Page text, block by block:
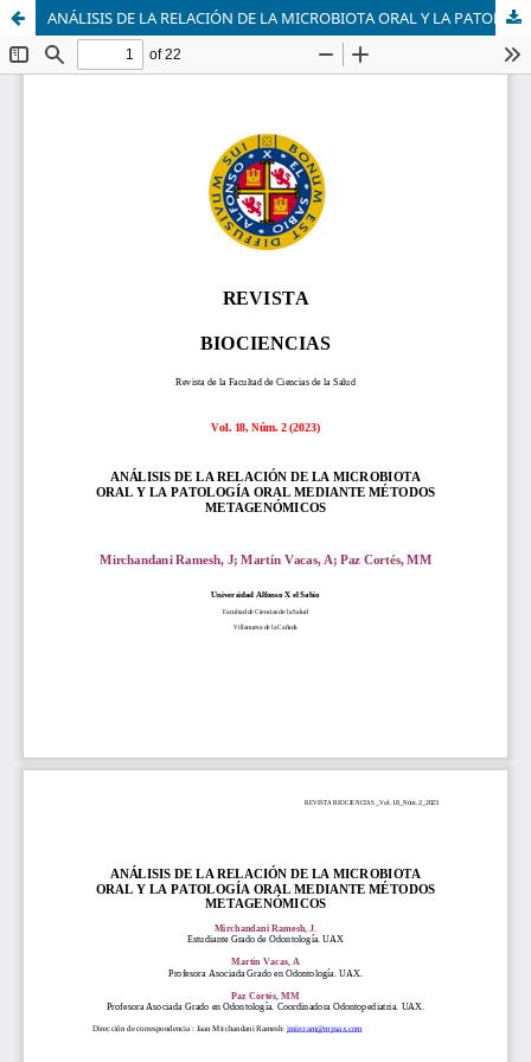
ANÁLISIS DE LA RELACIÓN DE LA MICROBIOTA ORAL Y LA PATOLOGÍA ORAL MEDIANTE MÉTODOS METAGENÓMICOS